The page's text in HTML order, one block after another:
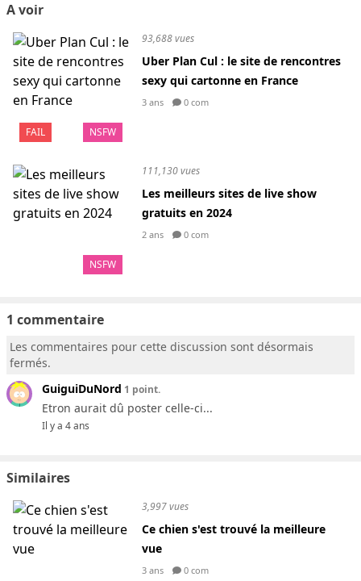
A voir
FAIL NSFW
93,688 vues
Uber Plan Cul : le site de rencontres
sexy qui cartonne en France
3 ans 0 com
NSFW
111,130 vues
Les meilleurs sites de live show
gratuits en 2024
2 ans 0 com
1 commentaire
Les commentaires pour cette discussion sont désormais
fermés.
GuiguiDuNord 1 point.
Etron aurait dû poster celle-ci...
Il y a 4 ans
Similaires
3,997 vues
Ce chien s'est trouvé la meilleure
vue
3 ans 0 com